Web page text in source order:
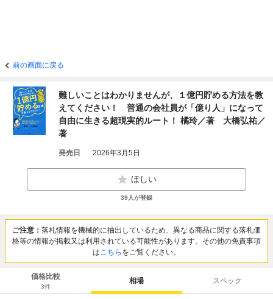
前の画面に戻る
難しいことはわかりませんが、１億円貯める方法を教
えてください！ 普通の会社員が「億り人」になって
自由に生きる超現実的ルート！ 橘玲／著 大橋弘祐／
著
発売日 2026年3月5日
ほしい
39人が登録
ご注意： 落札情報を機械的に抽出しているため、異なる商品に関する落札価
格等の情報が掲載又は利用されている可能性があります。その他の免責事項
はこちら をご覧ください。
価格比較
3件
相場 スペック